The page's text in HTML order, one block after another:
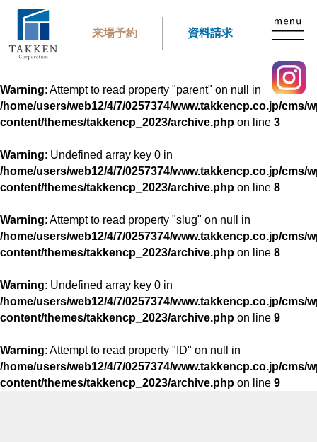
来場予約 資料請求
Warning: Undefined array key 0 in
/home/users/web12/4/7/0257374/www.takkencp.co.jp/cms/
content/themes/takkencp_2023/archive.php
Warning: Attempt to read property "parent" on null in
/home/users/web12/4/7/0257374/www.takkencp.co.jp/cms/
content/themes/takkencp_2023/archive.php on line 3
Warning: Undefined array key 0 in
/home/users/web12/4/7/0257374/www.takkencp.co.jp/cms/
content/themes/takkencp_2023/archive.php on line 8
Warning: Attempt to read property "slug" on null in
/home/users/web12/4/7/0257374/www.takkencp.co.jp/cms/
content/themes/takkencp_2023/archive.php on line 8
Warning: Undefined array key 0 in
/home/users/web12/4/7/0257374/www.takkencp.co.jp/cms/
content/themes/takkencp_2023/archive.php on line 9
Warning: Attempt to read property "ID" on null in
/home/users/web12/4/7/0257374/www.takkencp.co.jp/cms/
content/themes/takkencp_2023/archive.php on line 9